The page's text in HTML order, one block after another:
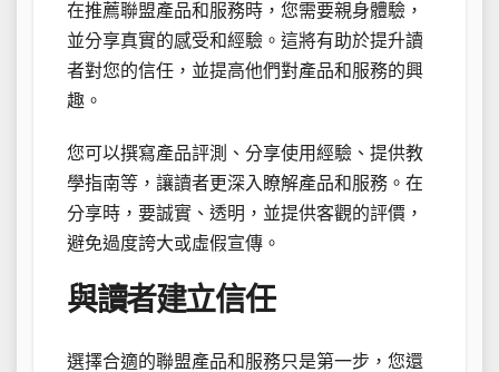
在推薦聯盟產品和服務時，您需要親身體驗，
並分享真實的感受和經驗。這將有助於提升讀
者對您的信任，並提高他們對產品和服務的興
趣。
您可以撰寫產品評測、分享使用經驗、提供教
學指南等，讓讀者更深入瞭解產品和服務。在
分享時，要誠實、透明，並提供客觀的評價，
避免過度誇大或虛假宣傳。
與讀者建立信任
選擇合適的聯盟產品和服務只是第一步，您還